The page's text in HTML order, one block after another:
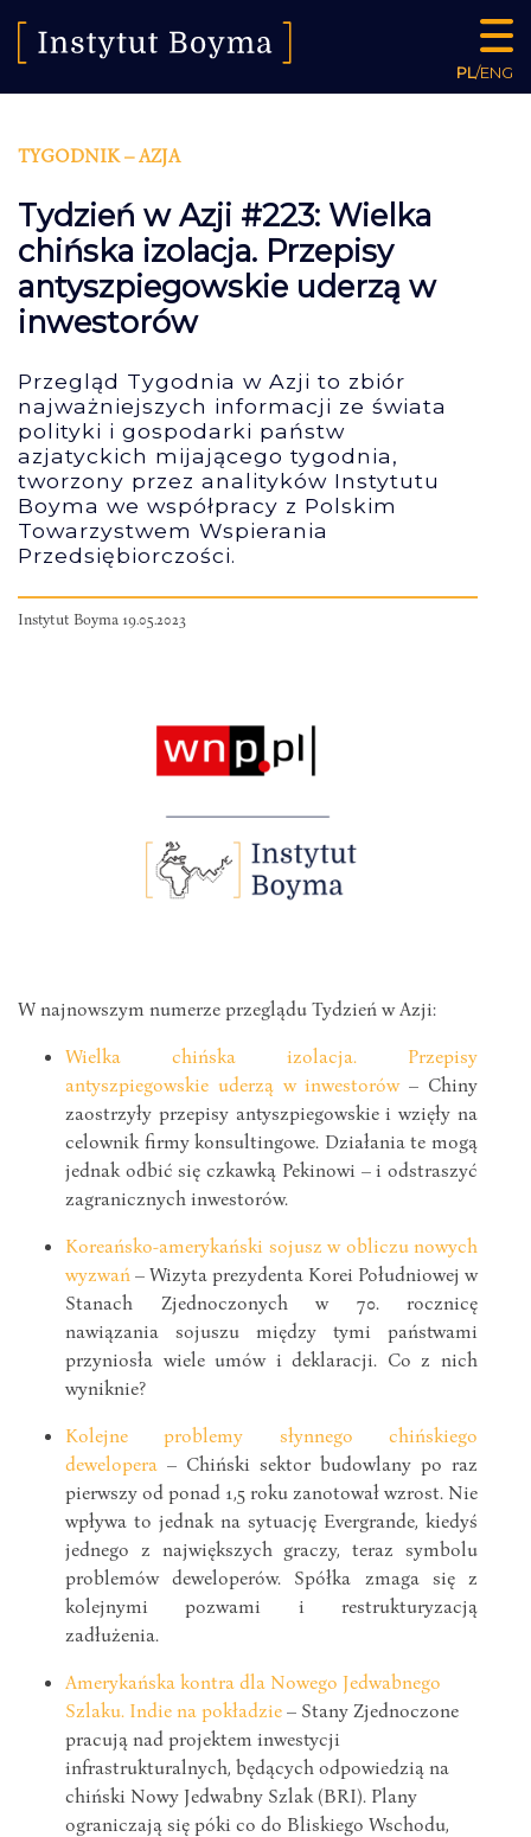
PL/ENG
TYGODNIK – AZJA
Tydzień w Azji #223: Wielka
chińska izolacja. Przepisy
antyszpiegowskie uderzą w
inwestorów
Przegląd Tygodnia w Azji to zbiór
najważniejszych informacji ze świata
polityki i gospodarki państw
azjatyckich mijającego tygodnia,
tworzony przez analityków Instytutu
Boyma we współpracy z Polskim
Towarzystwem Wspierania
Przedsiębiorczości.
Instytut Boyma 19.05.2023
W najnowszym numerze przeglądu Tydzień w Azji:
Wielka chińska izolacja. Przepisy
antyszpiegowskie uderzą w inwestorów– Chiny
zaostrzyły przepisy antyszpiegowskie i wzięły na
celownik firmy konsultingowe. Działania te mogą
jednak odbić się czkawką Pekinowi – i odstraszyć
zagranicznych inwestorów.
Koreańsko-amerykański sojusz w obliczu nowych
wyzwań – Wizyta prezydenta Korei Południowej w
Stanach Zjednoczonych w 70. rocznicę
nawiązania sojuszu między tymi państwami
przyniosła wiele umów i deklaracji. Co z nich
wyniknie?
Kolejne problemy słynnego chińskiego
dewelopera – Chiński sektor budowlany po raz
pierwszy od ponad 1,5 roku zanotował wzrost. Nie
wpływa to jednak na sytuację Evergrande, kiedyś
jednego z największych graczy, teraz symbolu
problemów deweloperów. Spółka zmaga się z
kolejnymi pozwami i restrukturyzacją
zadłużenia.
Amerykańska kontra dla Nowego Jedwabnego
Szlaku. Indie na pokładzie – Stany Zjednoczone
pracują nad projektem inwestycji
infrastrukturalnych, będących odpowiedzią na
chiński Nowy Jedwabny Szlak (BRI). Plany
ograniczają się póki co do Bliskiego Wschodu,